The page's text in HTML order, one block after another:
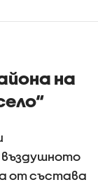
на
от състава